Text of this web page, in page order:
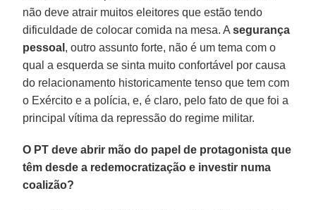
não deve atrair muitos eleitores que estão tendo
dificuldade de colocar comida na mesa. Asegurança
pessoal , outro assunto forte, não é um tema com o
qual a esquerda se sinta muito confortável por causa
do relacionamento historicamente tenso que tem com
o Exército e a polícia, e, é claro, pelo fato de que foi a
principal vítima da repressão do regime militar.
O PT deve abrir mão do papel de protagonista que
têm desde a redemocratização e investir numa
coalizão?